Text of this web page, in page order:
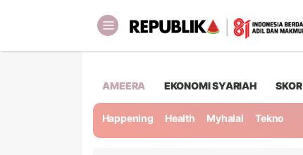
AMEERA EKONOMI SYARIAH SKOR
Happening Health Myhalal Tekno